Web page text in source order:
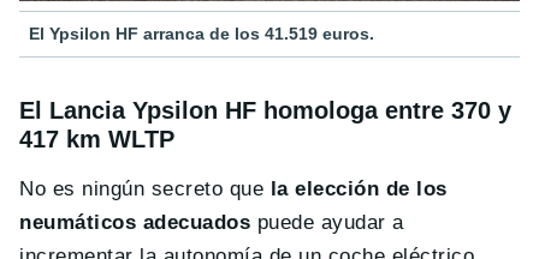
El Ypsilon HF arranca de los 41.519 euros.
El Lancia Ypsilon HF homologa entre 370 y
417 km WLTP
No es ningún secreto que la elección de los
neumáticos adecuados puede ayudar a